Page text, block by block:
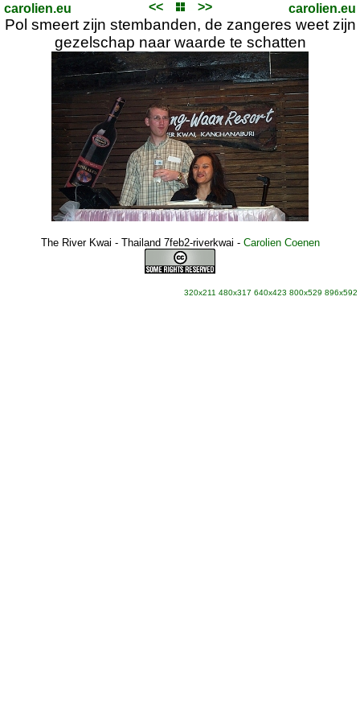
carolien.eu << >> carolien.eu
Pol smeert zijn stembanden, de zangeres weet zijn
gezelschap naar waarde te schatten
The River Kwai - Thailand 7feb2-riverkwai - Carolien Coenen
320x211 480x317 640x423 800x529 896x592